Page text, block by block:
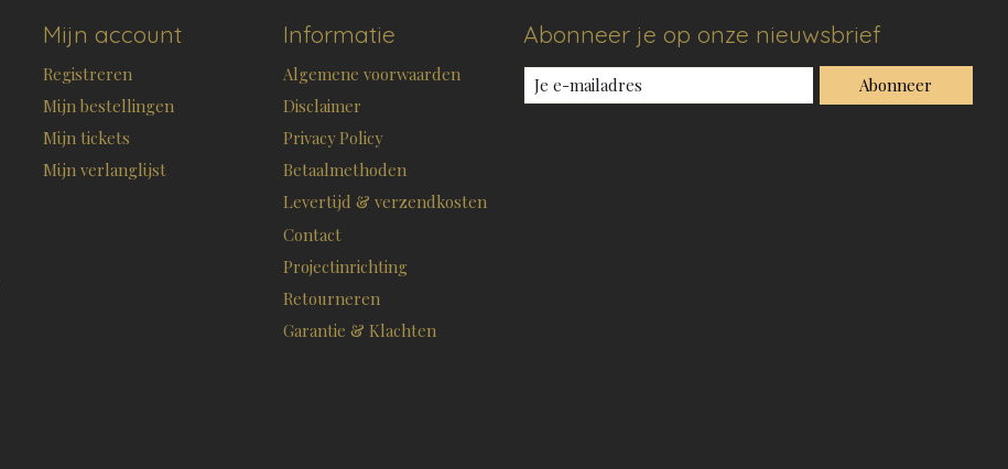
Mijn account
Registreren
Mijn bestellingen
Mijn tickets
Mijn verlanglijst
Informatie
Algemene voorwaarden
Disclaimer
Privacy Policy
Betaalmethoden
Levertijd & verzendkosten
Contact
Projectinrichting
Retourneren
Garantie & Klachten
Abonneer je op onze nieuwsbrief
Abonneer